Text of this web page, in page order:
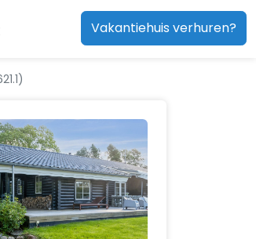
Vakantiehuis verhuren?